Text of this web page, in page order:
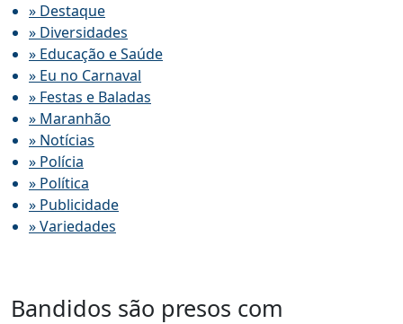
» Destaque
» Diversidades
» Educação e Saúde
» Eu no Carnaval
» Festas e Baladas
» Maranhão
» Notícias
» Polícia
» Política
» Publicidade
» Variedades
Bandidos são presos com